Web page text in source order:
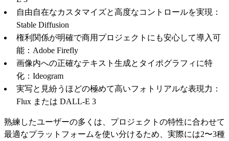
自由自在なカスタマイズと高度なコントロールを実現：
Stable Diffusion
権利関係が明確で商用プロジェクトにも安心して導入可
能：Adobe Firefly
画像内への正確なテキスト生成とタイポグラフィに特
化：Ideogram
実写と見紛うほどの極めて高いフォトリアルな表現力：
Flux または DALL-E 3
熟練したユーザーの多くは、プロジェクトの特性に合わせて
最適なプラットフォームを使い分けるため、実際には2〜3種